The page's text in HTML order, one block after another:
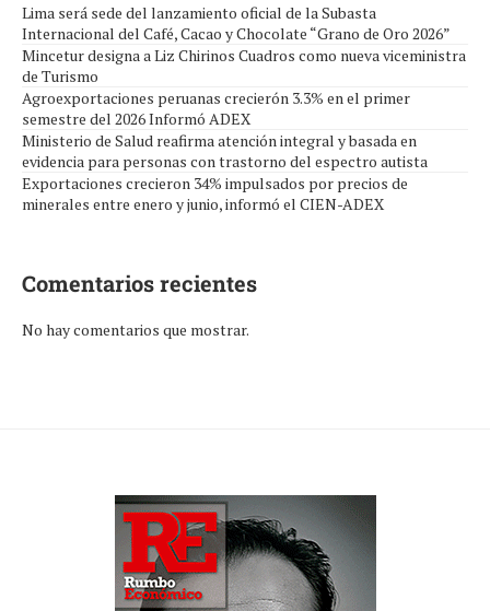
Lima será sede del lanzamiento oficial de la Subasta
Internacional del Café, Cacao y Chocolate “Grano de Oro 2026”
Mincetur designa a Liz Chirinos Cuadros como nueva viceministra
de Turismo
Agroexportaciones peruanas crecierón 3.3% en el primer
semestre del 2026 Informó ADEX
Ministerio de Salud reafirma atención integral y basada en
evidencia para personas con trastorno del espectro autista
Exportaciones crecieron 34% impulsados por precios de
minerales entre enero y junio, informó el CIEN-ADEX
Comentarios recientes
No hay comentarios que mostrar.